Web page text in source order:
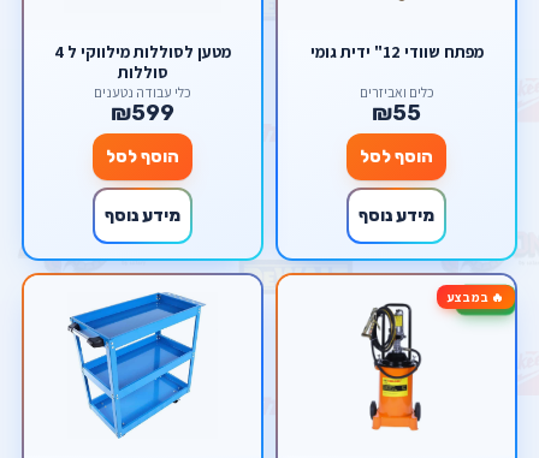
מפתח שוודי 12" ידית גומי
כלים ואביזרים
₪55
הוסף לסל
מידע נוסף
מטען לסוללות מילווקי ל 4
סוללות
כלי עבודה נטענים
₪599
הוסף לסל
מידע נוסף
🔥 במבצע-29%